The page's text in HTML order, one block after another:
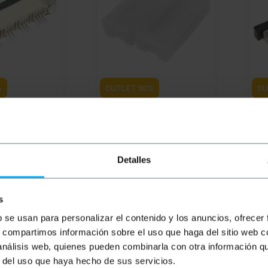
Detalles
usan para personalizar el contenido y los anuncios,
información sobre el uso que haga del sitio web
web, quienes pueden combinarla con otra información
uso que haya hecho de sus servicios.
0,05€
OUTLET 90%
PVP
0,42€
0,04€ 0,04€
VH025
Quantità